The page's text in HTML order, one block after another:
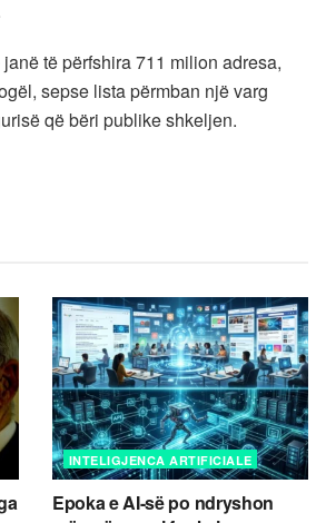
të përfshira 711 milion adresa,
sepse lista përmban një varg
që bëri publike shkeljen.
INTELIGJENCA ARTIFICIALE
Epoka e AI-së po ndryshon